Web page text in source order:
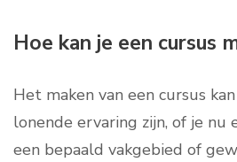
Hoe kan je een cursus
Het maken van een cursus
lonende ervaring zijn, of je nu
een bepaald vakgebied of